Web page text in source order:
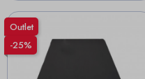
Outlet
-25%